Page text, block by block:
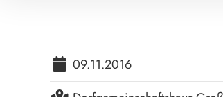
09.11.2016